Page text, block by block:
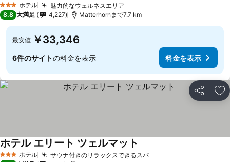
3 ホテルのランク
ホテル 魅力的なウェルネスエリア
8.8 大満足 4,227 Matterhornまで7.7 km
最安値 ￥33,346
6件のサイトの料金を表示 料金を表示
シェア お
3 ホテルのランク
ホテル サウナ付きのリラックスできるスパ
ホテル エリート ツェルマット